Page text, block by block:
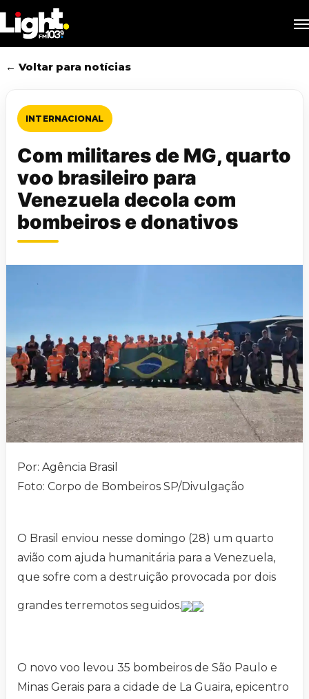
to
main
content
← Voltar para notícias
INTERNACIONAL
Com militares de MG, quarto
voo brasileiro para
Venezuela decola com
bombeiros e donativos
Por: Agência Brasil
Foto: Corpo de Bombeiros SP/Divulgação
O Brasil enviou nesse domingo (28) um quarto
avião com ajuda humanitária para a Venezuela,
que sofre com a destruição provocada por dois
grandes terremotos seguidos.
O novo voo levou 35 bombeiros de São Paulo e
Minas Gerais para a cidade de La Guaira, epicentro